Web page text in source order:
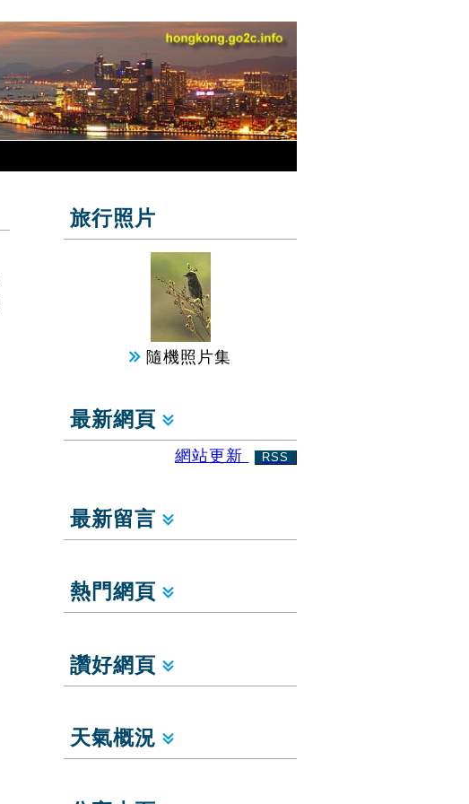
旅行照片
隨機照片集
最新網頁
網站更新 RSS
最新留言
熱門網頁
讚好網頁
天氣概況